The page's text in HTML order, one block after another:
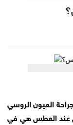
العيون الروسي
عند العطس هي في